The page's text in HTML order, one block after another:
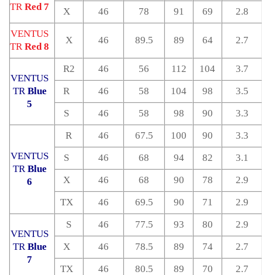
TRRed 7
X
46 78 91 69
2.8
VENTUS
TRRed 8
X 46 89.5 89 64 2.7
VENTUS
TR Blue
5
R2 46 56 112 104
3.7
R
46 58 104 98
3.5
S
46 58 98 90 3.3
VENTUS
TR Blue
6
R 46 67.5 100 90
3.3
S
46 68 94 82
3.1
X
46 68 90 78
2.9
TX
46 69.5 90 71 2.9
VENTUS
TR Blue
7
S 46 77.5 93 80
2.9
X
46 78.5 89 74
2.7
TX
46 80.5 89 70 2.7